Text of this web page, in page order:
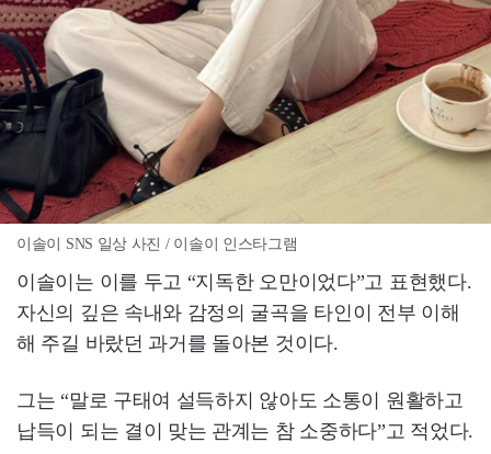
이솔이 SNS 일상 사진 / 이솔이 인스타그램
이솔이는 이를 두고 “지독한 오만이었다”고 표현했다.
자신의 깊은 속내와 감정의 굴곡을 타인이 전부 이해
해 주길 바랐던 과거를 돌아본 것이다.
그는 “말로 구태여 설득하지 않아도 소통이 원활하고
납득이 되는 결이 맞는 관계는 참 소중하다”고 적었다.